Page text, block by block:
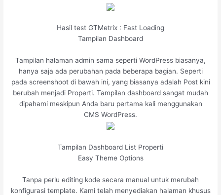
Hasil test GTMetrix : Fast Loading
Tampilan Dashboard
Tampilan halaman admin sama seperti WordPress biasanya,
hanya saja ada perubahan pada beberapa bagian. Seperti
pada screenshoot di bawah ini, yang biasanya adalah Post kini
berubah menjadi Properti. Tampilan dashboard sangat mudah
dipahami meskipun Anda baru pertama kali menggunakan
CMS WordPress.
Tampilan Dashboard List Properti
Easy Theme Options
Tanpa perlu editing kode secara manual untuk merubah
konfigurasi template. Kami telah menyediakan halaman khusus